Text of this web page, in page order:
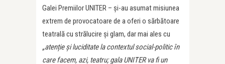
Galei Premiilor UNITER – și-au asumat misiunea
extrem de provocatoare de a oferi o sărbătoare
teatrală cu strălucire și glam, dar mai ales cu
„atenție și luciditate la contextul social-politic în
care facem, azi, teatru; gala UNITER va fi un